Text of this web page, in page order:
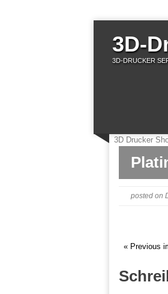
3D-
3D-DRUCKER
3D Drucker
posted on
« Previous